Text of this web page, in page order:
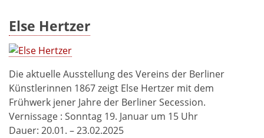
Else Hertzer
Die aktuelle Ausstellung des Vereins der Berliner
Künstlerinnen 1867 zeigt Else Hertzer mit dem
Frühwerk jener Jahre der Berliner Secession.
Vernissage : Sonntag 19. Januar um 15 Uhr
Dauer: 20.01. – 23.02.2025